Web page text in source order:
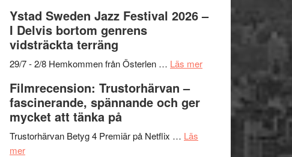
med
och
Scully
stipendium
Det
–
och
Ystad Sweden Jazz Festival 2026 –
I Delvis bortom genrens
vidsträckta terräng
29/7 - 2/8 Hemkommen från Österlen … Läs merom
Filmrecension: Trustorhärvan –
fascinerande, spännande och ger
mycket att tänka på
Trustorhärvan Betyg 4 Premiär på Netflix … Läs
merom